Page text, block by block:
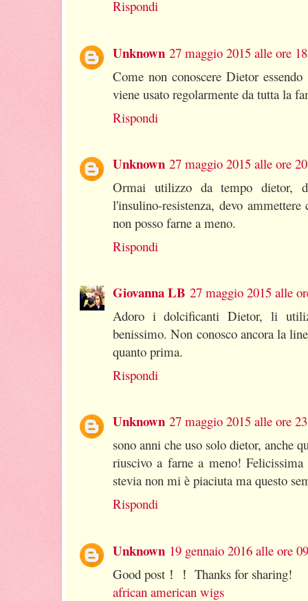
Rispondi
Unknown 27 maggio 2015 alle ore
Come non conoscere Dietor
viene usato regolarmente da tutta la
Rispondi
Unknown 27 maggio 2015 alle ore
Ormai utilizzo da tempo dietor,
l'insulino-resistenza, devo
non posso farne a meno.
Rispondi
Giovanna LB 27 maggio 2015 alle
Adoro i dolcificanti Dietor, li
benissimo. Non conosco ancora la
quanto prima.
Rispondi
Unknown 27 maggio 2015 alle ore
sono anni che uso solo dietor, anche
riuscivo a farne a meno!
stevia non mi è piaciuta ma questo
Rispondi
Unknown 19 gennaio 2016 alle ore
Good post！！ Thanks for sharing!
african american wigs